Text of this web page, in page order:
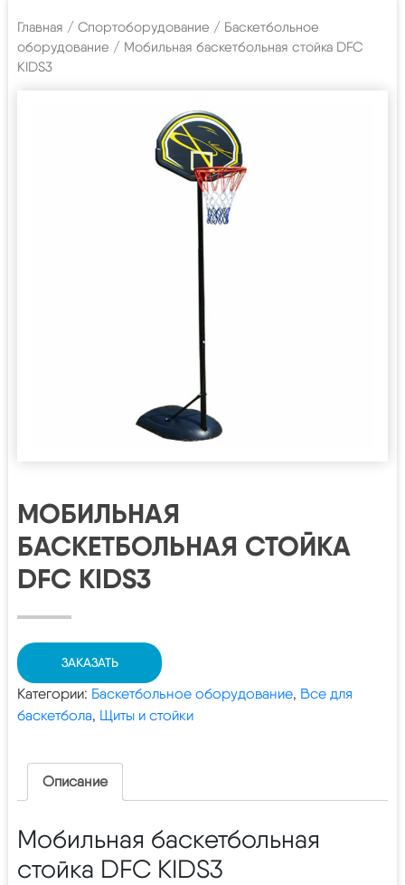
Главная / Спортоборудование / Баскетбольное
оборудование / Мобильная баскетбольная стойка DFC
KIDS3
МОБИЛЬНАЯ
БАСКЕТБОЛЬНАЯ СТОЙКА
DFC KIDS3
ЗАКАЗАТЬ
Категории: Баскетбольное оборудование, Все для
баскетбола, Щиты и стойки
Описание
Мобильная баскетбольная
стойка DFC KIDS3